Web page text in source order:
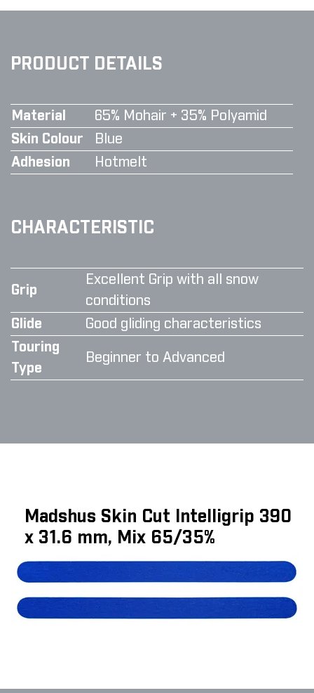
PRODUCT DETAILS
Material
65% Mohair + 35% Polyamid
Skin Colour
Blue
Adhesion
Hotmelt
CHARACTERISTIC
Grip
Excellent Grip with all snow
conditions
Glide
Good gliding characteristics
Touring
Type
Beginner to Advanced
Madshus Skin Cut Intelligrip 390
x 31.6 mm, Mix 65/35%